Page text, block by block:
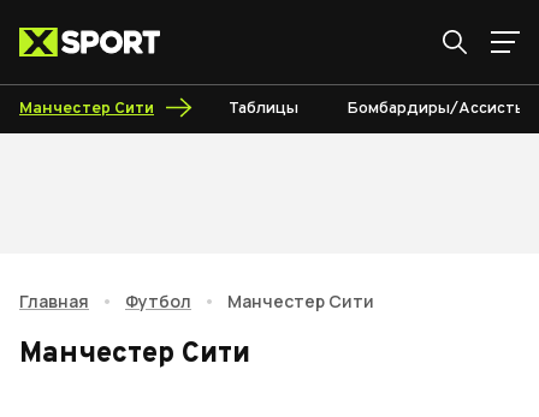
Манчестер Сити Таблицы Бомбардиры/Ассисты
Главная • Футбол • Манчестер Сити
Манчестер Сити